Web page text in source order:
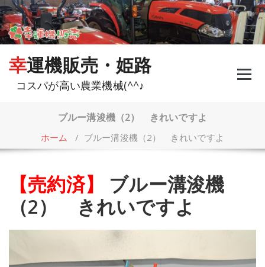
コ
ン
テ
ン
幸運機販売・姫路
コスパが高い農業機械(^^♪
ブルー溝浚機（2） きれいですよ
ホーム / ブルー溝浚機（2） きれいですよ
【売約済】
ブルー溝浚機
（2） きれいですよ